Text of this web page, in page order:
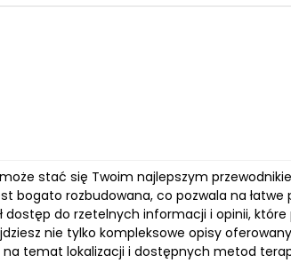
stać się Twoim najlepszym
bogato rozbudowana, co pozwala na
dostęp do rzetelnych informacji i opinii,
nie tylko kompleksowe opisy
temat lokalizacji i dostępnych metod